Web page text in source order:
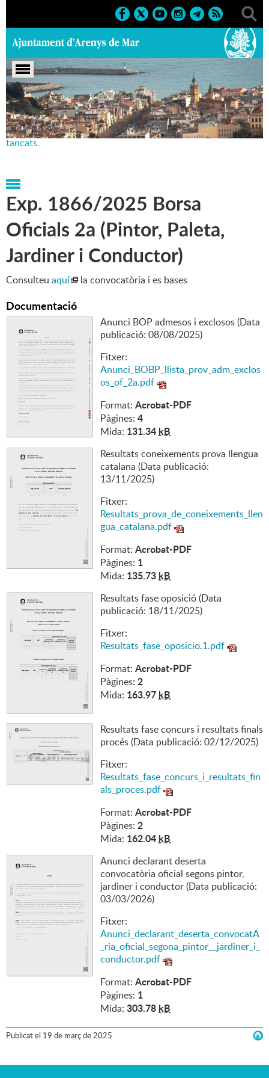
Portada > Regidories > Serveis bàsics municipals > Tauler
d'anuncis oficials > Oferta pública d'ocupació. Procediments
tancats.
Exp. 1866/2025 Borsa
Oficials 2a (Pintor, Paleta,
Jardiner i Conductor)
Consulteu aquí la convocatòria i es bases
Documentació
Anunci BOP admesos i exclosos (Data
publicació: 08/08/2025)
Fitxer:
Anunci_BOBP_llista_prov_adm_exclos
os_of_2a.pdf
Format: Acrobat-PDF
Pàgines: 4
Mida: 131.34 kB
Resultats coneixements prova llengua
catalana (Data publicació:
13/11/2025)
Fitxer:
Resultats_prova_de_coneixements_llen
gua_catalana.pdf
Format: Acrobat-PDF
Pàgines: 1
Mida: 135.73 kB
Resultats fase oposició (Data
publicació: 18/11/2025)
Fitxer:
Resultats_fase_oposicio.1.pdf
Format: Acrobat-PDF
Pàgines: 2
Mida: 163.97 kB
Resultats fase concurs i resultats finals
procés (Data publicació: 02/12/2025)
Fitxer:
Resultats_fase_concurs_i_resultats_fin
als_proces.pdf
Format: Acrobat-PDF
Pàgines: 2
Mida: 162.04 kB
Anunci declarant deserta
convocatòria oficial segons pintor,
jardiner i conductor (Data publicació:
03/03/2026)
Fitxer:
Anunci_declarant_deserta_convocatA
_ria_oficial_segona_pintor__jardiner_i_
conductor.pdf
Format: Acrobat-PDF
Pàgines: 1
Mida: 303.78 kB
Publicatel 19 de marçde2025